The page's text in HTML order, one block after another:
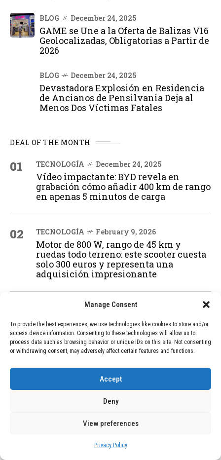
Manage Consent
To provide the best experiences, we use technologies like cookies to store and/or
access device information. Consenting to these technologies will allow us to
process data such as browsing behavior or unique IDs on this site. Not consenting
or withdrawing consent, may adversely affect certain features and functions.
Accept
Deny
View preferences
Privacy Policy
BLOG December 24, 2025
GAME se Une a la Oferta de Balizas V16
Geolocalizadas, Obligatorias a Partir de
2026
BLOG December 24, 2025
Devastadora Explosión en Residencia
de Ancianos de Pensilvania Deja al
Menos Dos Víctimas Fatales
DEAL OF THE MONTH
01 TECNOLOGÍA December 24, 2025
Vídeo impactante: BYD revela en
grabación cómo añadir 400 km de rango
en apenas 5 minutos de carga
02 TECNOLOGÍA February 9, 2026
Motor de 800 W, rango de 45 km y
ruedas todo terreno: este scooter cuesta
solo 300 euros y representa una
adquisición impresionante
December 24, 2025
GAME se Une a la Oferta de Balizas V16
Geolocalizadas, Obligatorias a Partir de
2026
December 24, 2025
Devastadora Explosión en Residencia
de Ancianos de Pensilvania Deja al
Menos Dos Víctimas Fatales